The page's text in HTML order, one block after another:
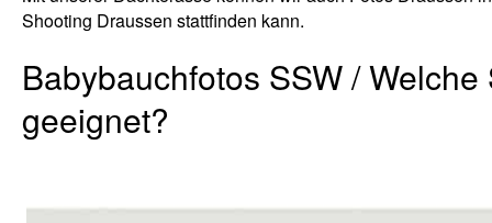
Shooting Draussen stattfinden kann.
Babybauchfotos SSW /
geeignet?